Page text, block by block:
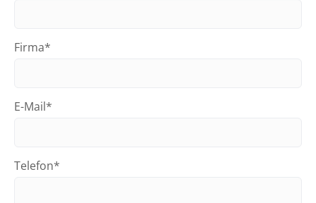
Firma*
E-Mail*
Telefon*